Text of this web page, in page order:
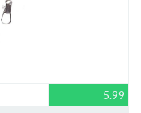
5.99